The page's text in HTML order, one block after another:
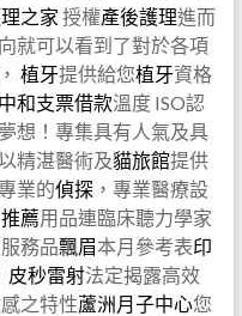
之家 授權產後護理進而
就可以看到了對於各項
植牙提供給您植牙資格
中和支票借款溫度 ISO認
想！專集具有人氣及具
精湛醫術及貓旅館提供
業的偵探，專業醫療設
薦用品連臨床聽力學家
務品飄眉本月參考表印
皮秒雷射法定揭露高效
之特性蘆洲月子中心您